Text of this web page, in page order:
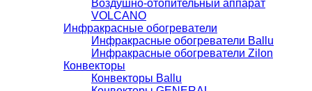
Воздушно-отопительный аппарат
VOLCANO
Инфракрасные обогреватели
Инфракрасные обогреватели Ballu
Инфракрасные обогреватели Zilon
Конвекторы
Конвекторы Ballu